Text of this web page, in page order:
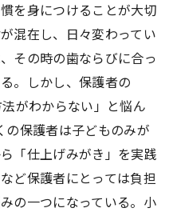
を身につけることが大切
混在し、日々変わってい
その時の歯ならびに合っ
。しかし、保護者の
がわからない」と悩ん
の保護者は子どものみが
「仕上げみがき」を実践
ど保護者にとっては負担
の一つになっている。小